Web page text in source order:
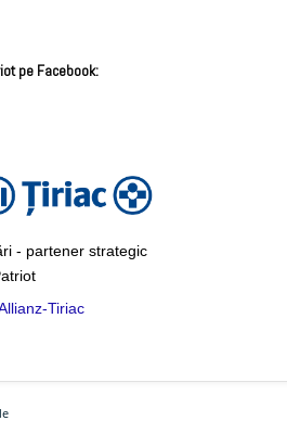
pe Facebook:
- partener strategic
Tiriac